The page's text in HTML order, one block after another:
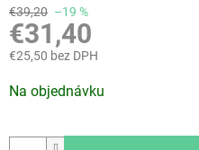
€39,20 –19 %
€31,40
€25,50 bez DPH
cena:
Na objednávku